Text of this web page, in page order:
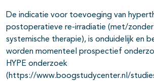
De indicatie voor toevoeging van
postoperatieve re-irradiatie (met/zonder
systemische therapie), is onduidelijk en
worden momenteel prospectief
HYPE onderzoek
(https://www.boogstudycenter.nl/